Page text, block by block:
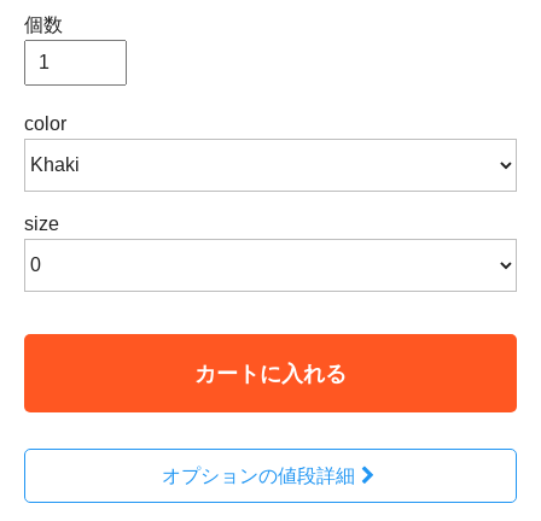
個数
color
size
カートに入れる
オプションの値段詳細